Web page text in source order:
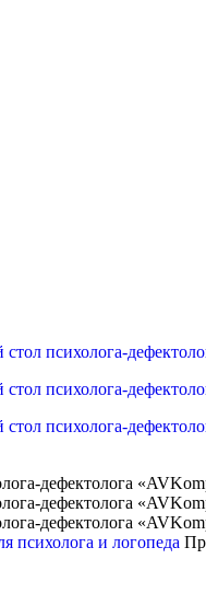
психолога и логопеда